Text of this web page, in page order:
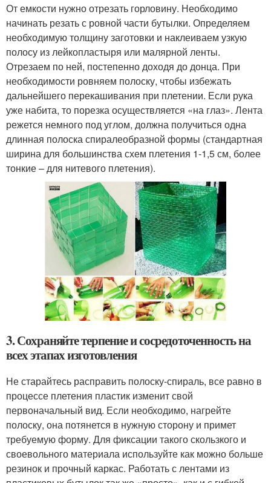
От емкости нужно отрезать горловину. Необходимо
начинать резать с ровной части бутылки. Определяем
необходимую толщину заготовки и наклеиваем узкую
полосу из лейкопластыря или малярной ленты.
Отрезаем по ней, постепенно доходя до донца. При
необходимости ровняем полоску, чтобы избежать
дальнейшего перекашивания при плетении. Если рука
уже набита, то порезка осуществляется «на глаз». Лента
режется немного под углом, должна получиться одна
длинная полоска спиралеобразной формы (стандартная
ширина для большинства схем плетения 1-1,5 см, более
тонкие – для нитевого плетения).
3. Сохраняйте терпение и сосредоточенность на
всех этапах изготовления
Не старайтесь расправить полоску-спираль, все равно в
процессе плетения пластик изменит свой
первоначальный вид. Если необходимо, нагрейте
полоску, она потянется в нужную сторону и примет
требуемую форму. Для фиксации такого скользкого и
своевольного материала используйте как можно больше
резинок и прочный каркас. Работать с лентами из